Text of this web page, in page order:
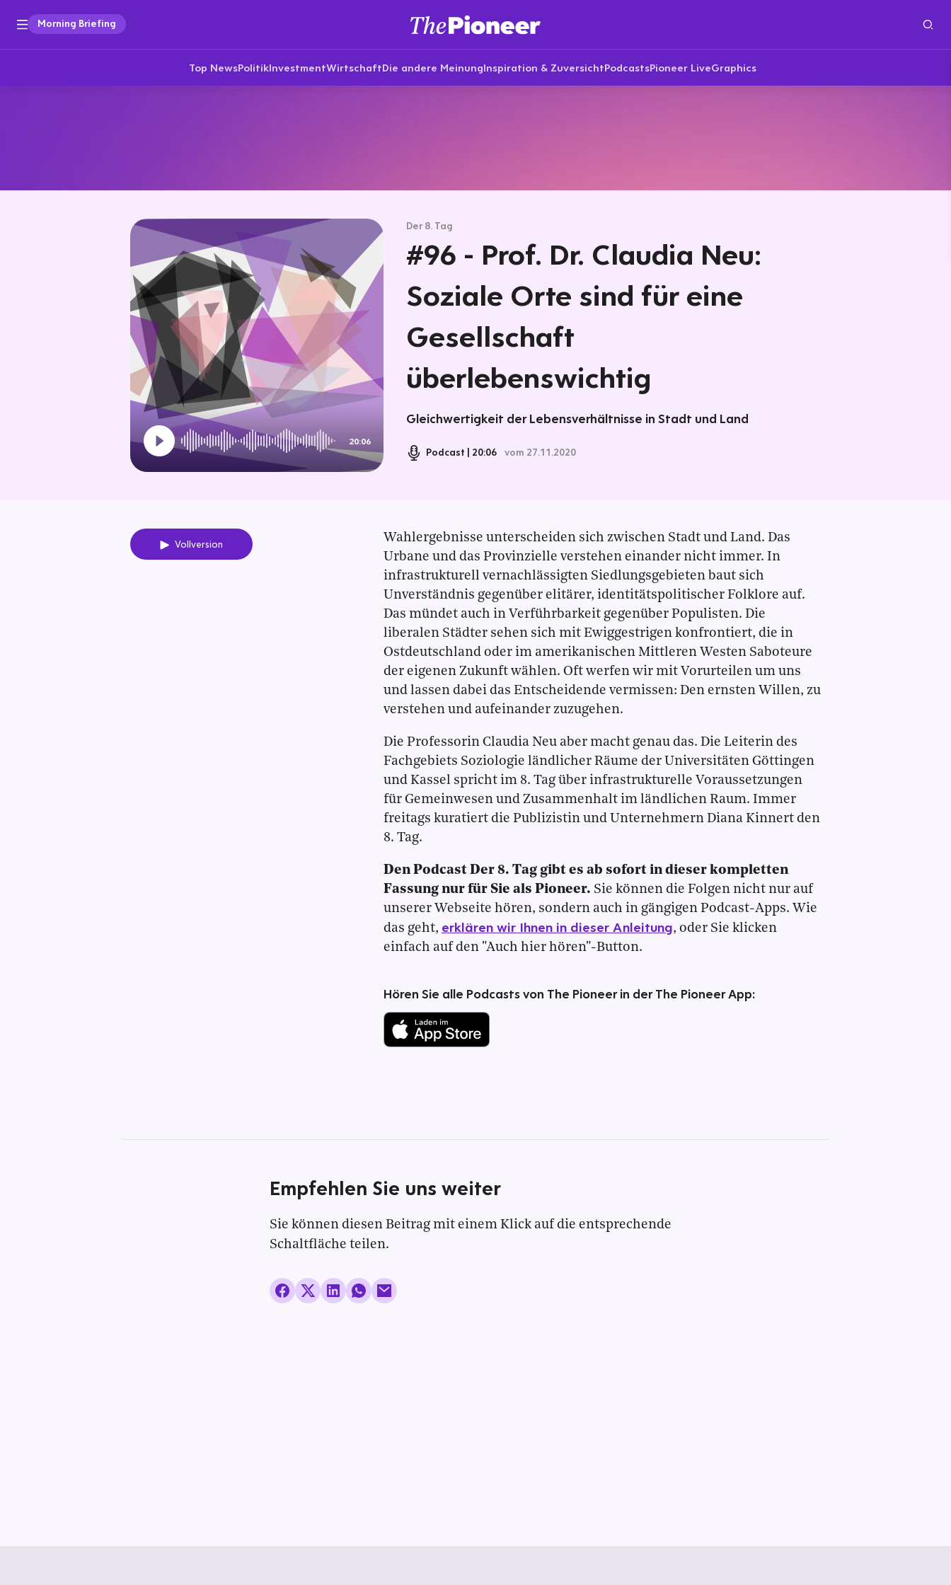
Morning Briefing
Top NewsPolitikInvestmentWirtschaftDie andere MeinungInspiration & ZuversichtPodcastsPioneer LiveGraphics
20:06
Der 8. Tag
#96 - Prof. Dr. Claudia Neu:
Soziale Orte sind für eine
Gesellschaft
überlebenswichtig
Gleichwertigkeit der Lebensverhältnisse in Stadt und Land
Podcast 20:06 vom 27.11.2020
Vollversion
Wahlergebnisse unterscheiden sich zwischen Stadt und Land. Das
Urbane und das Provinzielle verstehen einander nicht immer. In
infrastrukturell vernachlässigten Siedlungsgebieten baut sich
Unverständnis gegenüber elitärer, identitätspolitischer Folklore auf.
Das mündet auch in Verführbarkeit gegenüber Populisten. Die
liberalen Städter sehen sich mit Ewiggestrigen konfrontiert, die in
Ostdeutschland oder im amerikanischen Mittleren Westen Saboteure
der eigenen Zukunft wählen. Oft werfen wir mit Vorurteilen um uns
und lassen dabei das Entscheidende vermissen: Den ernsten Willen, zu
verstehen und aufeinander zuzugehen.
Die Professorin Claudia Neu aber macht genau das. Die Leiterin des
Fachgebiets Soziologie ländlicher Räume der Universitäten Göttingen
und Kassel spricht im 8. Tag über infrastrukturelle Voraussetzungen
für Gemeinwesen und Zusammenhalt im ländlichen Raum. Immer
freitags kuratiert die Publizistin und Unternehmern Diana Kinnert den
8. Tag.
Den Podcast Der 8. Tag gibt es ab sofort in dieser kompletten
Fassung nur für Sie als Pioneer. Sie können die Folgen nicht nur auf
unserer Webseite hören, sondern auch in gängigen Podcast-Apps. Wie
das geht, erklären wir Ihnen in dieser Anleitung, oder Sie klicken
einfach auf den "Auch hier hören"-Button.
Hören Sie alle Podcasts von The Pioneer in der The Pioneer App:
Empfehlen Sie uns weiter
Sie können diesen Beitrag mit einem Klick auf die entsprechende
Schaltfläche teilen.